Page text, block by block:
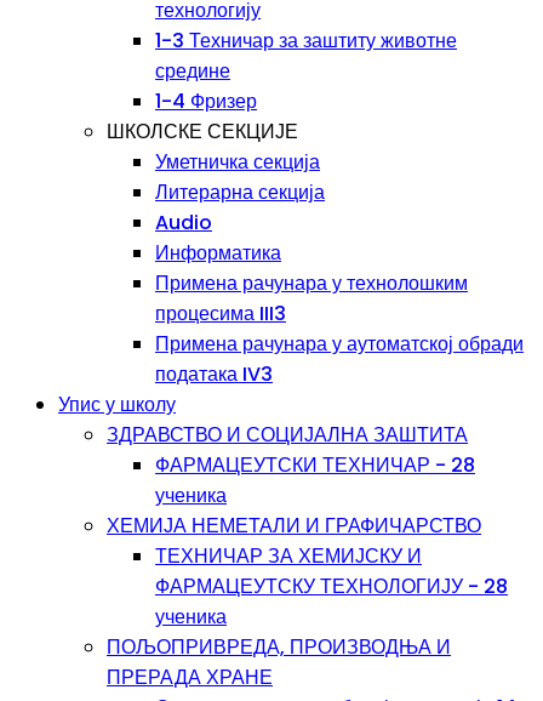
технологију
1-3 Техничар за заштиту животне
средине
1-4 Фризер
ШКОЛСКЕ СЕКЦИЈЕ
Уметничка секција
Литерарна секција
Audio
Информатика
Примена рачунара у технолошким
процесима III3
Примена рачунара у аутоматској обради
података IV3
Упис у школу
ЗДРАВСТВО И СОЦИЈАЛНА ЗАШТИТА
ФАРМАЦЕУТСКИ ТЕХНИЧАР - 28
ученика
ХЕМИЈА НЕМЕТАЛИ И ГРАФИЧАРСТВО
ТЕХНИЧАР ЗА ХЕМИЈСКУ И
ФАРМАЦЕУТСКУ ТЕХНОЛОГИЈУ - 28
ученика
ПОЉОПРИВРЕДА, ПРОИЗВОДЊА И
ПРЕРАДА ХРАНЕ